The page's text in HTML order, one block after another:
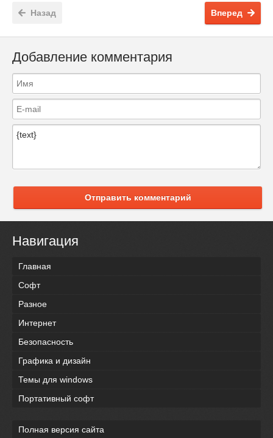
Вперед
Назад
Добавление комментария
Отправить комментарий
Навигация
Главная
Софт
Разное
Интернет
Безопасность
Графика и дизайн
Темы для windows
Портативный софт
Полная версия сайта